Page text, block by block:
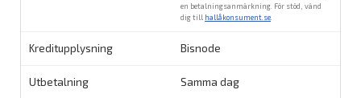
en betalningsanmärkning. För stöd, vänd
dig till hallåkonsument.se
Bisnode
Samma dag